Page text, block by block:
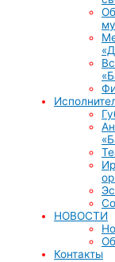
НОВОСТИ
Контакты